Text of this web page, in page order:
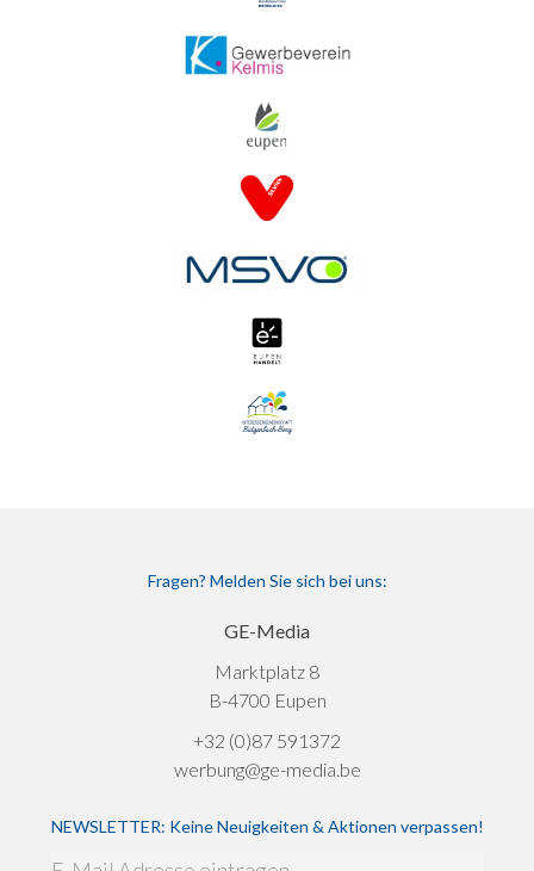
Fragen? Melden Sie sich bei uns:
GE-Media
Marktplatz 8
B-4700 Eupen
+32 (0)87 591372
werbung@ge-media.be
NEWSLETTER: Keine Neuigkeiten & Aktionen verpassen!